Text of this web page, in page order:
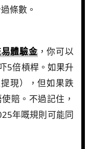
條數。
體驗金，你可以
5倍槓桿。如果升
現），但如果跌
賠。不過記住，
年嘅規則可能同